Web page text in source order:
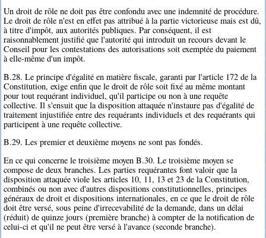
Un droit de rôle ne doit pas être confondu avec une indemnité de procédure.
Le droit de rôle n'est en effet pas attribué à la partie victorieuse mais est dû,
à titre d'impôt, aux autorités publiques. Par conséquent, il est
raisonnablement justifié que l'autorité qui introduit un recours devant le
Conseil pour les contestations des autorisations soit exemptée du paiement
à elle-même d'un impôt.
B.28. Le principe d'égalité en matière fiscale, garanti par l'article 172 de la
Constitution, exige enfin que le droit de rôle soit fixé au même montant
pour tout requérant individuel, qu'il participe ou non à une requête
collective. Il s'ensuit que la disposition attaquée n'instaure pas d'égalité de
traitement injustifiée entre des requérants individuels et des requérants qui
participent à une requête collective.
B.29. Les premier et deuxième moyens ne sont pas fondés.
En ce qui concerne le troisième moyen B.30. Le troisième moyen se
compose de deux branches. Les parties requérantes font valoir que la
disposition attaquée viole les articles 10, 11, 13 et 23 de la Constitution,
combinés ou non avec d'autres dispositions constitutionnelles, principes
généraux de droit et dispositions internationales, en ce que le droit de rôle
doit être versé, sous peine d'irrecevabilité de la demande, dans un délai
(réduit) de quinze jours (première branche) à compter de la notification de
celui-ci et qu'il ne peut être versé à l'avance (seconde branche).